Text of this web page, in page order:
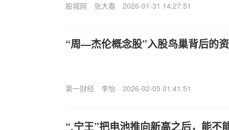
股城网 张大春 2026-01-31 14:27:51
“周—杰伦概念股”入股鸟巢背后的
第一财经 李怡 2026-02-05 01:41:51
“.宁王”把电池推向新高之后，能不